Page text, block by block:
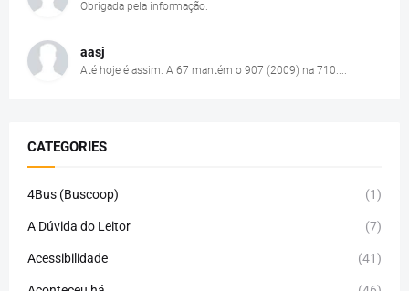
Obrigada pela informação.
aasj
Até hoje é assim. A 67 mantém o 907 (2009) na 710....
CATEGORIES
4Bus (Buscoop) (1)
A Dúvida do Leitor (7)
Acessibilidade (41)